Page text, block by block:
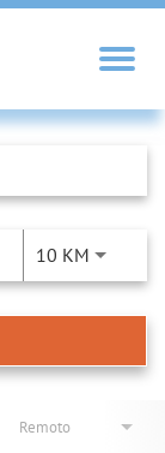
10 KM
Remoto